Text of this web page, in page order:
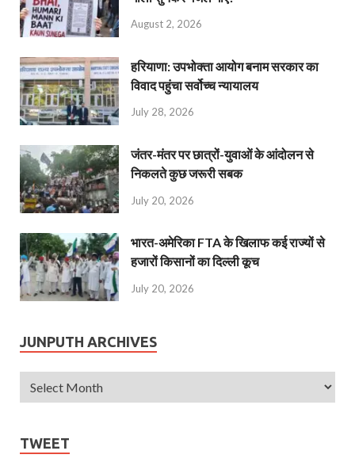
August 2, 2026
हरियाणा: उपभोक्ता आयोग बनाम सरकार का
विवाद पहुंचा सर्वोच्च न्यायालय
July 28, 2026
जंतर-मंतर पर छात्रों-युवाओं के आंदोलन से
निकलते कुछ जरूरी सबक
July 20, 2026
भारत-अमेरिका FTA के खिलाफ कई राज्यों से
हजारों किसानों का दिल्ली कूच
July 20, 2026
JUNPUTH ARCHIVES
TWEET